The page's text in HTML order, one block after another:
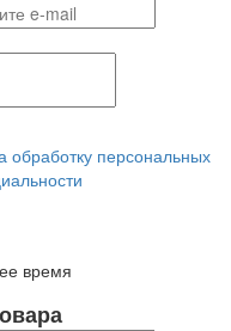
обработку персональных
время